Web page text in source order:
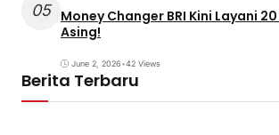
05 Money Changer BRI Kini Layani
Asing!
June 2, 2026•42 Views
Berita Terbaru